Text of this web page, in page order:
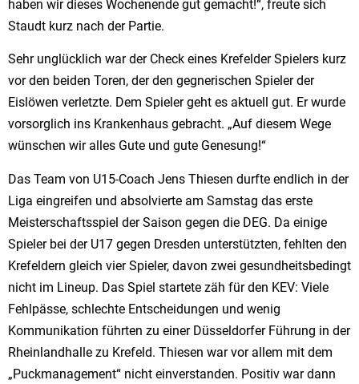
haben wir dieses Wochenende gut gemacht!“, freute sich
Staudt kurz nach der Partie.
Sehr unglücklich war der Check eines Krefelder Spielers kurz
vor den beiden Toren, der den gegnerischen Spieler der
Eislöwen verletzte. Dem Spieler geht es aktuell gut. Er wurde
vorsorglich ins Krankenhaus gebracht. „Auf diesem Wege
wünschen wir alles Gute und gute Genesung!“
Das Team von U15-Coach Jens Thiesen durfte endlich in der
Liga eingreifen und absolvierte am Samstag das erste
Meisterschaftsspiel der Saison gegen die DEG. Da einige
Spieler bei der U17 gegen Dresden unterstützten, fehlten den
Krefeldern gleich vier Spieler, davon zwei gesundheitsbedingt
nicht im Lineup. Das Spiel startete zäh für den KEV: Viele
Fehlpässe, schlechte Entscheidungen und wenig
Kommunikation führten zu einer Düsseldorfer Führung in der
Rheinlandhalle zu Krefeld. Thiesen war vor allem mit dem
„Puckmanagement“ nicht einverstanden. Positiv war dann